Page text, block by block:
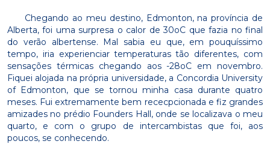
Chegando ao meu destino, Edmonton, na província de
Alberta, foi uma surpresa o calor de 30oC que fazia no final
do verão albertense. Mal sabia eu que, em pouquíssimo
tempo, iria experienciar temperaturas tão diferentes, com
sensações térmicas chegando aos -28oC em novembro.
Fiquei alojada na própria universidade, a Concordia University
of Edmonton, que se tornou minha casa durante quatro
meses. Fui extremamente bem rececpcionada e fiz grandes
amizades no prédio Founders Hall, onde se localizava o meu
quarto, e com o grupo de intercambistas que foi, aos
poucos, se conhecendo.